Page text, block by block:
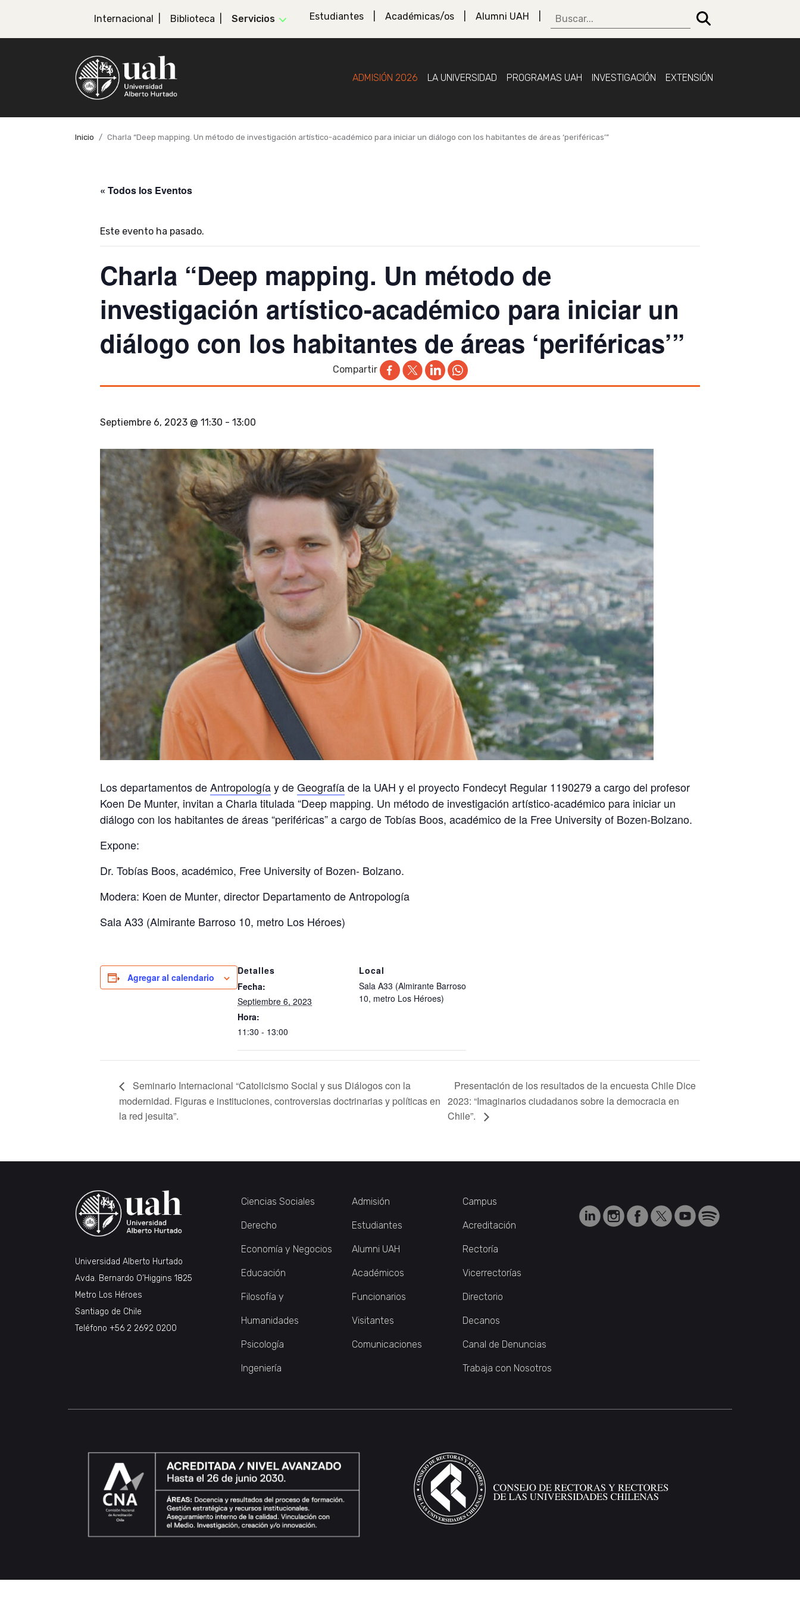
Internacional Biblioteca Servicios Estudiantes Académicas/os Alumni UAH
ADMISIÓN 2026 LA UNIVERSIDAD PROGRAMAS UAH INVESTIGACIÓN EXTENSIÓN
Inicio Charla “Deep mapping. Un método de investigación artístico-académico para iniciar un diálogo con los habitantes de áreas ‘periféricas’”
« Todos los Eventos
Este evento ha pasado.
Charla “Deep mapping. Un método de
investigación artístico-académico para iniciar un
diálogo con los habitantes de áreas ‘periféricas’”
Compartir
Septiembre 6, 2023 @ 11:30 - 13:00
Los departamentos deAntropologíay deGeografíade la UAH y el proyecto Fondecyt Regular 1190279 a cargo del profesor
Koen De Munter, invitan a Charla titulada “Deep mapping. Un método de investigación artístico-académico para iniciar un
diálogo con los habitantes de áreas “periféricas” a cargo de Tobías Boos, académico de la Free University of Bozen-Bolzano.
Expone:
Dr. Tobías Boos, académico, Free University of Bozen- Bolzano.
Modera: Koen de Munter, director Departamento de Antropología
Sala A33 (Almirante Barroso 10, metro Los Héroes)
Agregar al calendario
Detalles
Fecha:
Septiembre 6, 2023
Hora:
11:30 - 13:00
Local
Sala A33 (Almirante Barroso
10, metro Los Héroes)
Seminario Internacional “Catolicismo Social y sus Diálogos con la
modernidad. Figuras e instituciones, controversias doctrinarias y políticas en
la red jesuita”.
Presentación de los resultados de la encuesta Chile Dice
2023: “Imaginarios ciudadanos sobre la democracia en
Chile”.
Universidad Alberto Hurtado
Avda. Bernardo O’Higgins 1825
Metro Los Héroes
Santiago de Chile
Teléfono +56 2 2692 0200
Ciencias Sociales
Derecho
Economía y Negocios
Educación
Filosofía y
Humanidades
Psicología
Ingeniería
Admisión
Estudiantes
Alumni UAH
Académicos
Funcionarios
Visitantes
Comunicaciones
Campus
Acreditación
Rectoría
Vicerrectorías
Directorio
Decanos
Canal de Denuncias
Trabaja con Nosotros